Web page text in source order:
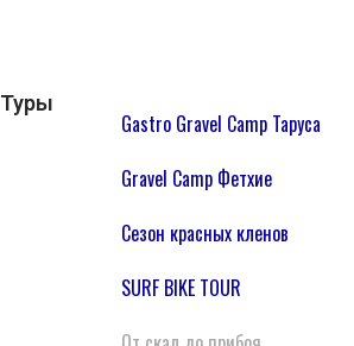
Туры
Gastro Gravel Camp Таруса
Gravel Camp Фетхие
Сезон красных кленов
SURF BIKE TOUR